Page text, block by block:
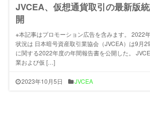
JVCEA、仮想通貨取引の最新版
開
※本記事はプロモーション広告を含みます。 2022
状況は 日本暗号資産取引業協会（JVCEA）は9月
に関する2022年度の年間報告書を公開した。
業および仮 […]
2023年10月5日 JVCEA